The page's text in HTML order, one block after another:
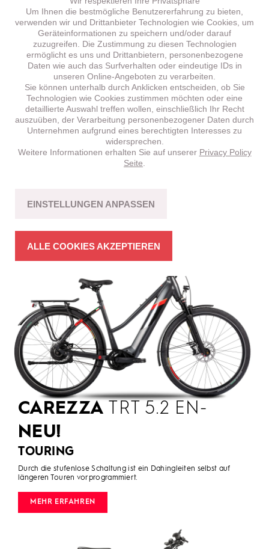
HT 5.1 –
Fahrspass mit Bikes in stimmiger Struktur.
CAREZZA TRT 5.2 EN-
NEU!
TOURING
Durch die stufenlose Schaltung ist ein Dahingleiten selbst auf
längeren Touren vorprogrammiert.
MEHR ERFAHREN
Um Ihnen die bestmögliche Benutzererfahrung zu bieten,
verwenden wir und Drittanbieter Technologien wie Cookies, um
Geräteinformationen zu speichern und/oder darauf
zuzugreifen. Die Zustimmung zu diesen Technologien
ermöglicht es uns und Drittanbietern, personenbezogene
Daten wie auch das Surfverhalten oder eindeutige IDs in
unseren Online-Angeboten zu verarbeiten.
Sie können unterhalb durch Anklicken entscheiden, ob Sie
Technologien wie Cookies zustimmen möchten oder eine
detaillierte Auswahl treffen wollen, einschließlich Ihr Recht
auszuüben, der Verarbeitung personenbezogener Daten durch
Unternehmen aufgrund eines berechtigten Interesses zu
widersprechen.
Weitere Informationen erhalten Sie auf unserer Privacy Policy
Seite
EINSTELLUNGEN ANPASSEN
ALLE COOKIES AKZEPTIEREN